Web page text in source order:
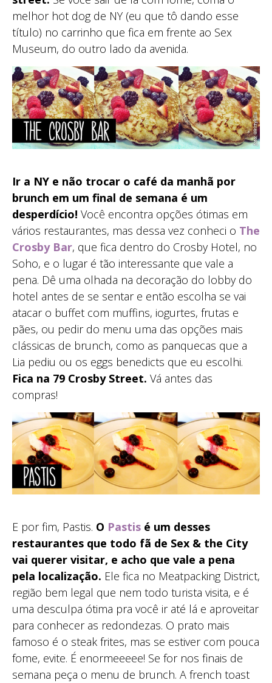
melhor hot dog de NY (eu que tô dando esse
título) no carrinho que fica em frente ao Sex
Museum, do outro lado da avenida.
Ir a NY e não trocar o café da manhã por
brunch em um final de semana é um
desperdício! Você encontra opções ótimas em
vários restaurantes, mas dessa vez conheci o The
Crosby Bar, que fica dentro do Crosby Hotel, no
Soho, e o lugar é tão interessante que vale a
pena. Dê uma olhada na decoração do lobby do
hotel antes de se sentar e então escolha se vai
atacar o buffet com muffins, iogurtes, frutas e
pães, ou pedir do menu uma das opções mais
clássicas de brunch, como as panquecas que a
Lia pediu ou os eggs benedicts que eu escolhi.
Fica na 79 Crosby Street. Vá antes das
compras!
E por fim, Pastis. O Pastis é um desses
restaurantes que todo fã de Sex & the City
vai querer visitar, e acho que vale a pena
pela localização. Ele fica no Meatpacking District,
região bem legal que nem todo turista visita, e é
uma desculpa ótima pra você ir até lá e aproveitar
para conhecer as redondezas. O prato mais
famoso é o steak frites, mas se estiver com pouca
fome, evite. É enormeeeee! Se for nos finais de
semana peça o menu de brunch. A french toast